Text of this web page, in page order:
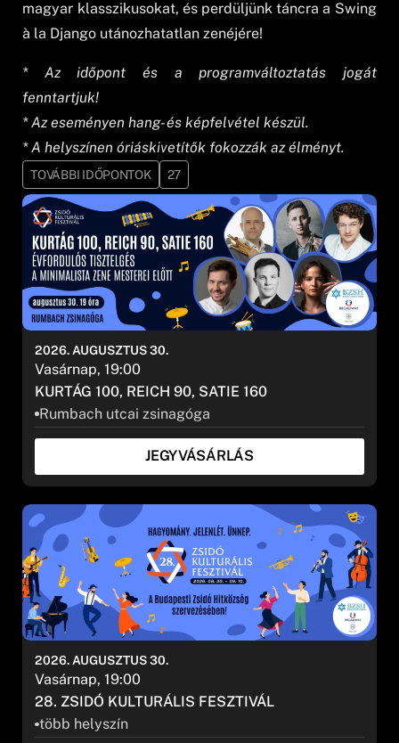
magyar klasszikusokat, és perdüljünk táncra a Swing
à la Django utánozhatatlan zenéjére!
* Az időpont és a programváltoztatás jogát
fenntartjuk!
* Az eseményen hang- és képfelvétel készül.
* A helyszínen óriáskivetítők fokozzák az élményt.
TOVÁBBI IDŐPONTOK 27
KURTÁG 100, REICH 90, SATIE 160
Rumbach utcai zsinagóga
2026. AUGUSZTUS 30.
Vasárnap, 19:00
JEGYVÁSÁRLÁS
28. ZSIDÓ KULTURÁLIS FESZTIVÁL
több helyszín
2026. AUGUSZTUS 30.
Vasárnap, 19:00